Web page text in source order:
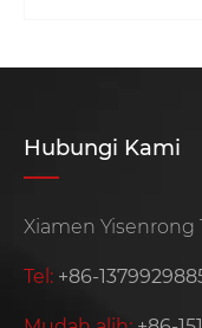
Hubungi Kami
Xiamen Yisenrong
Tel: +86-